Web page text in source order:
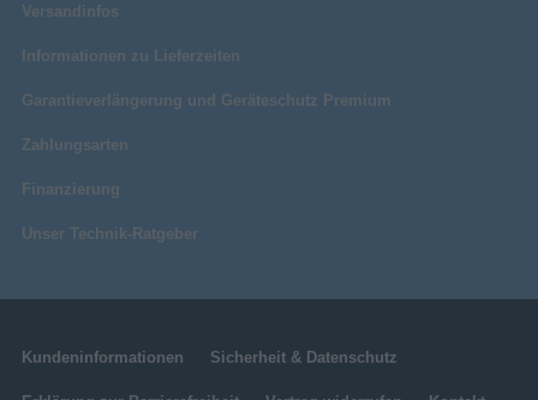
Versandinfos
Informationen zu Lieferzeiten
Garantieverlängerung und Geräteschutz Premium
Zahlungsarten
Finanzierung
Unser Technik-Ratgeber
Kundeninformationen Sicherheit & Datenschutz